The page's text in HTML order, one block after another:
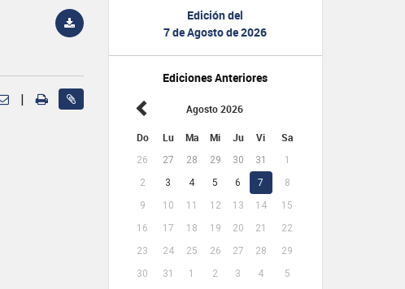
Edición del
7 de Agosto de 2026
Ediciones Anteriores
Agosto 2026
Do Lu Ma Mi Ju Vi Sa
26 27 28 29 30 31
1
2
3 4 5 6 7
8
9
10 11 12 13 14
15
16
17 18 19 20 21
22
23
24 25 26 27 28
29
30
31 1 2 3 4 5
|